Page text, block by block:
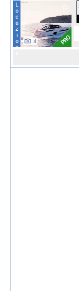
Locazione PRO
4